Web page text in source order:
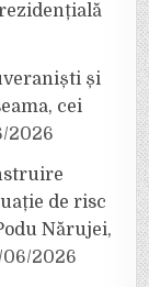
și
cei
2026
de risc
Nărujei,
06/2026